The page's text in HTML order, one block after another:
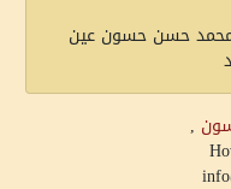
محمد حسن حسون عين
,